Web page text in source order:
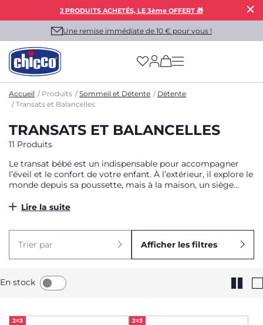
2 PRODUITS ACHETÉS, LE 3ème OFFERT 🎁
Une remise immédiate de 10 € pour vous !
(has more options
Accueil Produits Sommeil et Détente
Détente
Transats et Balancelles
TRANSATS ET BALANCELLES
11 Produits
Le transat bébé est un indispensable pour accompagner
l’éveil et le confort de votre enfant. À l’extérieur, il explore le
monde depuis sa poussette, mais à la maison, un siège
toute sécurité. Le transat offre à bébé un espace où il peut
garantissant un maximum de confort et de sécurité.
Compacts et pratiques, ils s’intègrent parfaitement à votre
transats et balancelles bébé !
Lire la suite
Trier par Afficher les filtres
En stock
2=3 2=3